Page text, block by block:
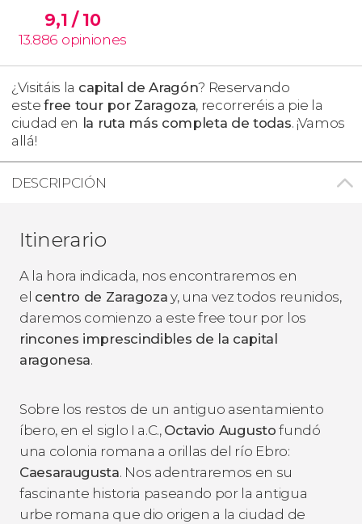
9,1/ 10
13.886 opiniones
¿Visitáis la capital de Aragón? Reservando
estefree tour por Zaragoza, recorreréis a pie la
ciudad en la ruta más completa de todas. ¡Vamos
allá!
DESCRIPCIÓN
Itinerario
A la hora indicada, nos encontraremos en
el centro de Zaragoza y, una vez todos reunidos,
daremos comienzo a este free tour por los
rincones imprescindibles de la capital
aragonesa.
Sobre los restos de un antiguo asentamiento
íbero, en el siglo I a.C., Octavio Augusto fundó
una colonia romana a orillas del río Ebro:
Caesaraugusta. Nos adentraremos en su
fascinante historia paseando por la antigua
urbe romana que dio origen a la ciudad de